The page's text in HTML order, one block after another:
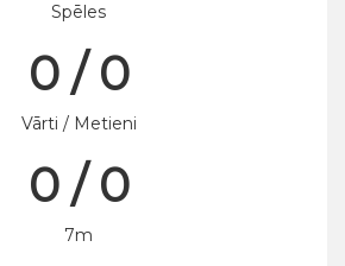
Spēles
0 / 0
Vārti / Metieni
0 / 0
7m